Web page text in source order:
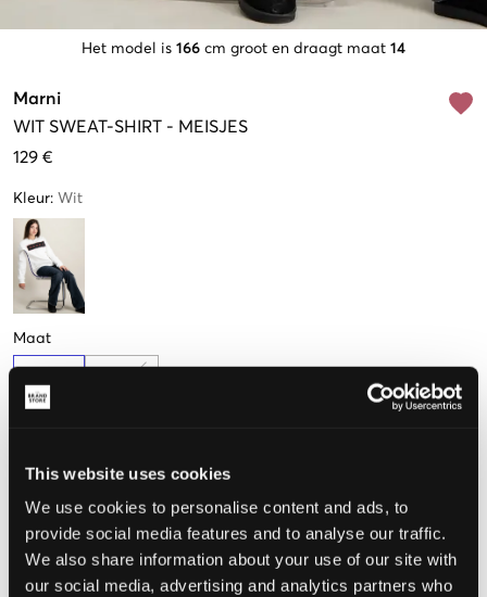
This website uses cookies
We use cookies to personalise content and ads, to
provide social media features and to analyse our traffic.
We also share information about your use of our site with
our social media, advertising and analytics partners who
Het model is 166 cm groot en draagt maat 14
Marni
WIT SWEAT-SHIRT - MEISJES
129 €
Kleur: Wit
Maat
(156 cm)
Te klein Perfect Te groot